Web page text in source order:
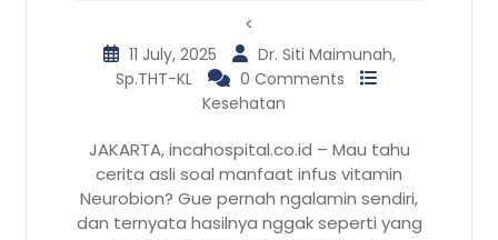
<
11 July, 2025
Dr. Siti Maimunah,
Sp.THT-KL
0 Comments
Kesehatan
JAKARTA, incahospital.co.id – Mau tahu
cerita asli soal manfaat infus vitamin
Neurobion? Gue pernah ngalamin sendiri,
dan ternyata hasilnya nggak seperti yang